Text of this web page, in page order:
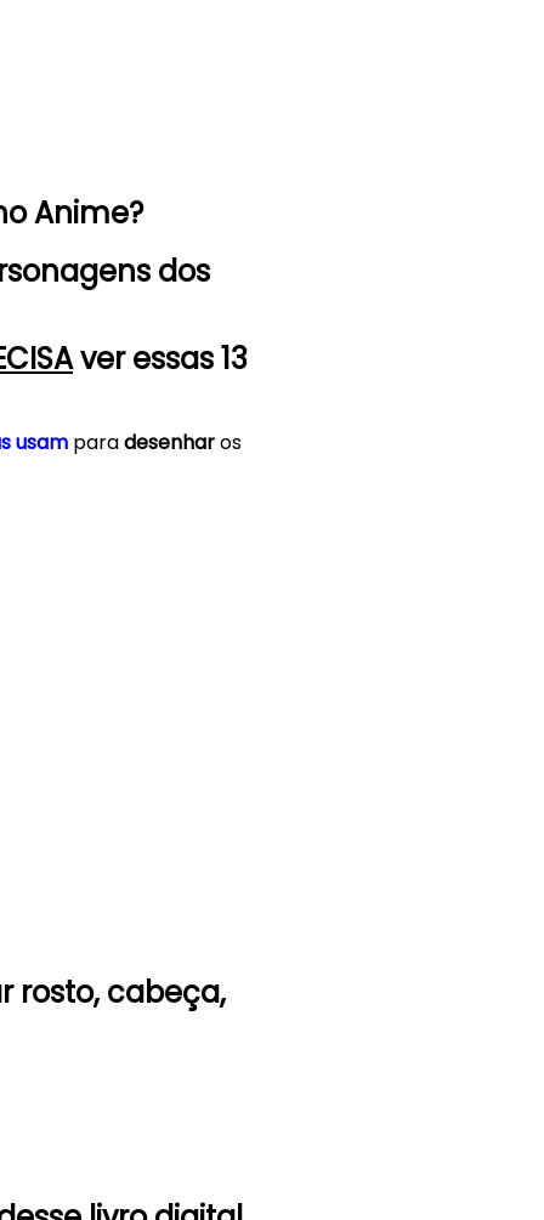
Anime?
dos
ver essas 13
usam paradesenharos
rosto, cabeça,